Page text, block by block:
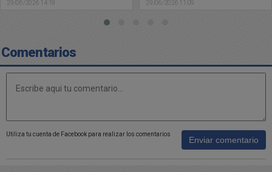
29/06/2026 11:09 28/06/2026 17:29
Comentarios
Utiliza tu cuenta de Facebook para realizar los comentarios
Enviar comentario